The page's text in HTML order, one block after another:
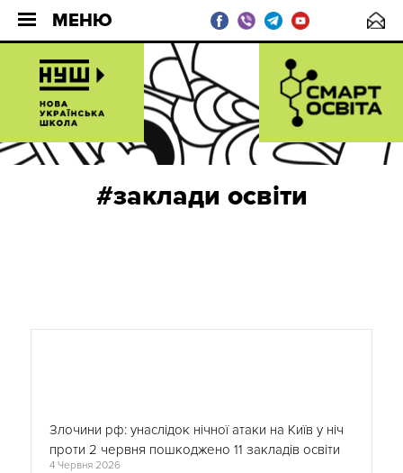
МЕНЮ
#заклади освіти
4 Червня 2026
Злочини рф: унаслідок нічної атаки на Київ у ніч
проти 2 червня пошкоджено 11 закладів освіти